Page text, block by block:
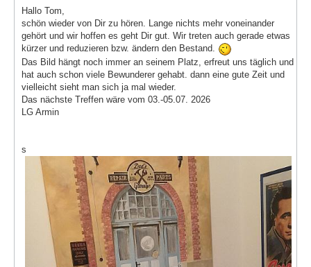
Hallo Tom,
schön wieder von Dir zu hören. Lange nichts mehr voneinander
gehört und wir hoffen es geht Dir gut. Wir treten auch gerade etwas
kürzer und reduzieren bzw. ändern den Bestand.
Das Bild hängt noch immer an seinem Platz, erfreut uns täglich und
hat auch schon viele Bewunderer gehabt. dann eine gute Zeit und
vielleicht sieht man sich ja mal wieder.
Das nächste Treffen wäre vom 03.-05.07. 2026
LG Armin
s